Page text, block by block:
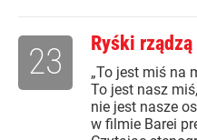
Ryśki rządzą
„To jest miś na
To jest nasz
nie jest nasze
w filmie Barei
23